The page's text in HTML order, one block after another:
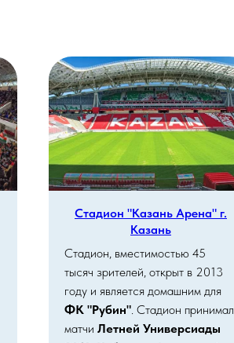
Стадион "Казань Арена" г.
Казань
Стадион, вместимостью 45
тысяч зрителей, открыт в 2013
году и является домашним для
ФК "Рубин". Стадион принимал
матчи Летней Универсиады